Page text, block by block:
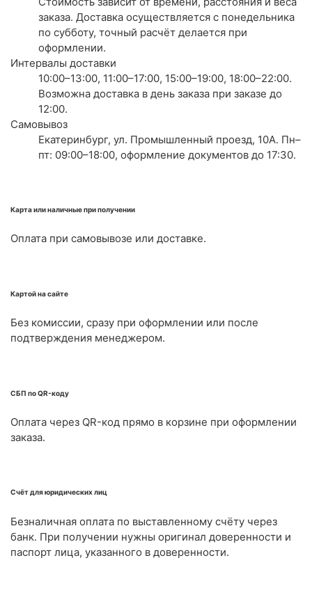
заказа. Доставка осуществляется с понедельника
по субботу, точный расчёт делается при
оформлении.
Интервалы доставки
10:00–13:00, 11:00–17:00, 15:00–19:00, 18:00–22:00.
Возможна доставка в день заказа при заказе до
12:00.
Самовывоз
Екатеринбург, ул. Промышленный проезд, 10А. Пн–
пт: 09:00–18:00, оформление документов до 17:30.
Карта или наличные при получении
Оплата при самовывозе или доставке.
Картой на сайте
Без комиссии, сразу при оформлении или после
подтверждения менеджером.
СБП по QR-коду
Оплата через QR-код прямо в корзине при оформлении
заказа.
Счёт для юридических лиц
Безналичная оплата по выставленному счёту через
банк. При получении нужны оригинал доверенности и
паспорт лица, указанного в доверенности.